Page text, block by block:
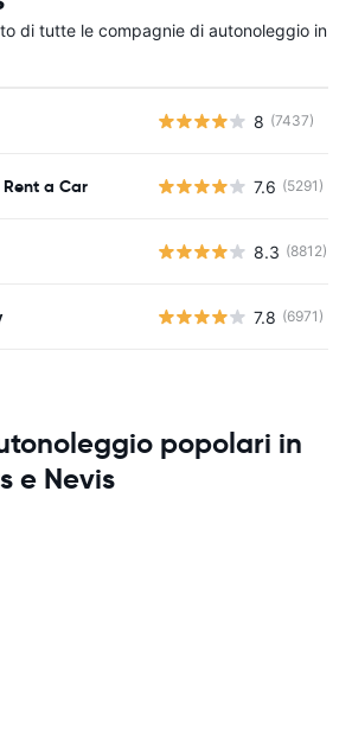
di tutte le compagnie di autonoleggio in
8 (7437)
Rent a Car 7.6 (5291)
8.3 (8812)
7.8 (6971)
popolari in
e Nevis